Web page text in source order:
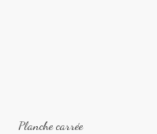
Planche carrée